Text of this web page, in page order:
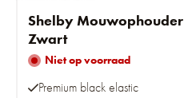
Shelby Mouwophouder
Zwart
Niet op voorraad
Premium black elastic